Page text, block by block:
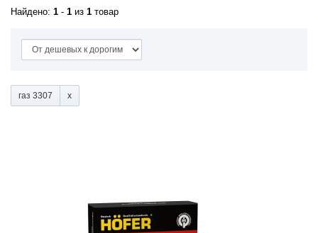
Найдено: 1 - 1 из 1 товар
газ 3307